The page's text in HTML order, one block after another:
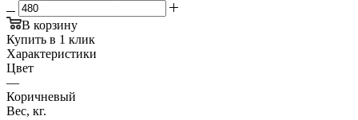
В корзину
Купить в 1 клик
Характеристики
Цвет
—
Коричневый
Вес, кг.